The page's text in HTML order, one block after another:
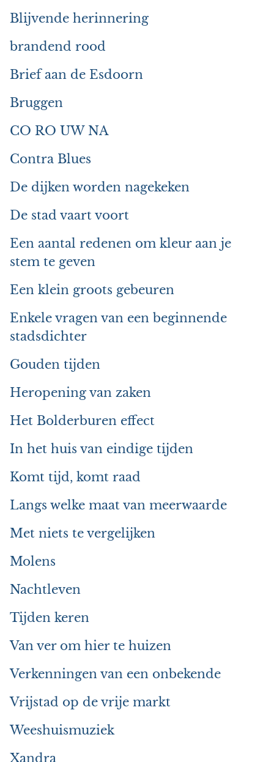
Blijvende herinnering
brandend rood
Brief aan de Esdoorn
Bruggen
CO RO UW NA
Contra Blues
De dijken worden nagekeken
De stad vaart voort
Een aantal redenen om kleur aan je
stem te geven
Een klein groots gebeuren
Enkele vragen van een beginnende
stadsdichter
Gouden tijden
Heropening van zaken
Het Bolderburen effect
In het huis van eindige tijden
Komt tijd, komt raad
Langs welke maat van meerwaarde
Met niets te vergelijken
Molens
Nachtleven
Tijden keren
Van ver om hier te huizen
Verkenningen van een onbekende
Vrijstad op de vrije markt
Weeshuismuziek
Xandra